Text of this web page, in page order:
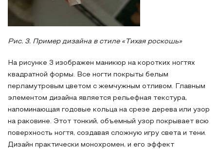
Рис. 3. Пример дизайна в стиле «Тихая роскошь»
На рисунке 3 изображен маникюр на коротких ногтях
квадратной формы. Все ногти покрыты белым
перламутровым цветом с жемчужным отливом. Главным
элементом дизайна является рельефная текстура,
напоминающая годовые кольца на срезе дерева или узор
на раковине. Этот тонкий, объемный узор покрывает всю
поверхность ногтя, создавая сложную игру света и тени.
Дизайн практически монохромен, и его эффект